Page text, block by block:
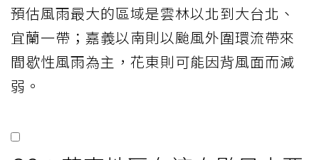
預估風雨最大的區域是雲林以北到大台北、
宜蘭一帶；嘉義以南則以颱風外圍環流帶來
間歇性風雨為主，花東則可能因背風面而減
弱。